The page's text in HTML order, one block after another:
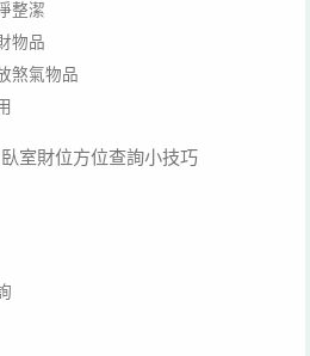
整潔
物品
煞氣物品
室財位方位查詢小技巧